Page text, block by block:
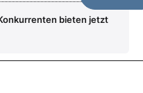
bieten jetzt